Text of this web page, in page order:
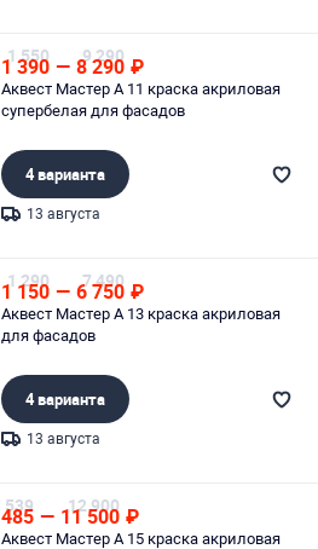
1 550
1 390 — 9 290
8 290 ₽
Аквест Мастер А 11 краска акриловая
супербелая для фасадов
4 варианта
13 августа
1 290
1 150 — 7 490
6 750 ₽
Аквест Мастер А 13 краска акриловая
для фасадов
4 варианта
13 августа
539
485 — 12 900
11 500 ₽
Аквест Мастер А 15 краска акриловая